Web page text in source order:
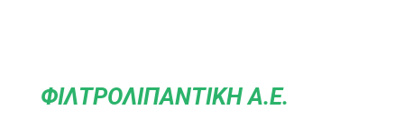
ΦΙΛΤΡΟΛΙΠΑΝΤΙΚΗ Α.Ε.